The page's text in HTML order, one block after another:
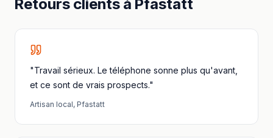
Retours clients à Pfastatt
"Travail sérieux. Le téléphone sonne plus qu'avant,
et ce sont de vrais prospects."
Artisan local, Pfastatt